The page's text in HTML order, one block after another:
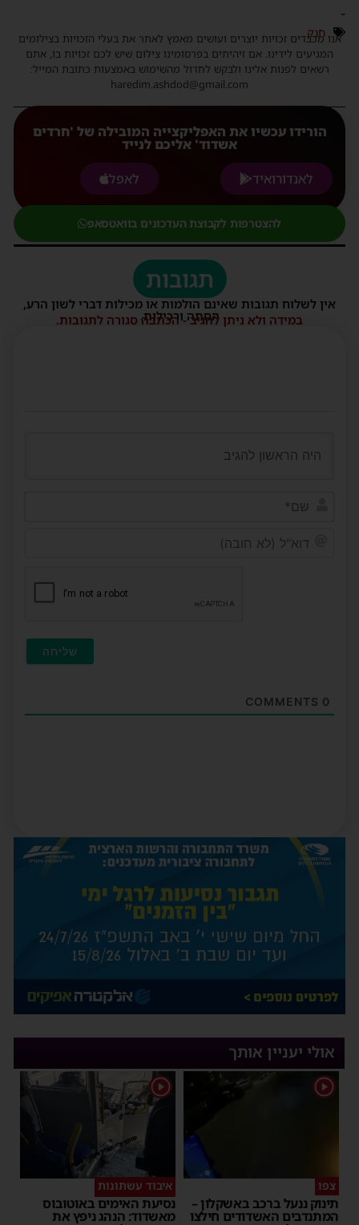
-
חנק
אנו מכבדים זכויות יוצרים ועושים מאמץ לאתר את בעלי הזכויות בצילומים
המגיעים לידינו. אם זיהיתים בפרסומינו צילום שיש לכם זכויות בו, אתם
רשאים לפנות אלינו ולבקש לחדול מהשימוש באמצעות כתובת המייל:
haredim.ashdod@gmail.com
הורידו עכשיו את האפליקצייה המובילה של 'חרדים
אשדוד' אליכם לנייד
לאנדורואיד
לאפל
להצטרפות לקבוצת העדכונים בוואטסאפ
תגובות
אין לשלוח תגובות שאינם הולמות או מכילות דברי לשון הרע,
הסתה ורכילות.
במידה ולא ניתן להגיב - הכתבה סגורה לתגובות.
0
אולי יעניין אותך
1
צפו
תינוק ננעל ברכב באשקלון –
המתנדבים האשדודים חילצו
1
איבוד עשתונות
נסיעת האימים באוטובוס
מאשדוד: הנהג ניפץ את